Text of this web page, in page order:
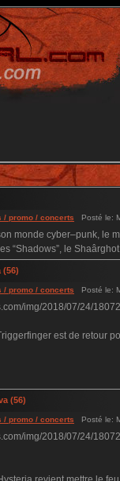
/ promo / concerts Posté le:
monde cyber–punk, le
“Shadows”, le
(56)
/ promo / concerts Posté le:
img/2018/07/24/
est de retour
(56)
/ promo / concerts Posté le:
img/2018/07/24/